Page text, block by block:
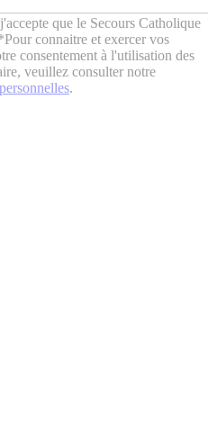
que le Secours Catholique
connaitre et exercer vos
consentement à l'utilisation des
veuillez consulter notre
.